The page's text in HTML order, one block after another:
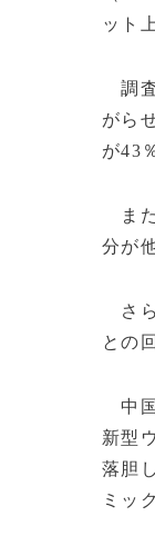
ット
調査
がら
が43
また
分が
さら
との
中国
新型
落胆
ミッ